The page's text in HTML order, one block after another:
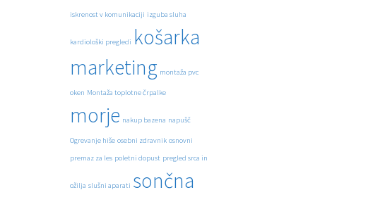
iskrenost v komunikaciji izguba sluha
kardiološki pregledi košarka
marketing montaža pvc
oken Montaža toplotne črpalke
morje nakup bazena napušč
Ogrevanje hiše osebni zdravnik osnovni
premaz za les poletni dopust pregled srca in
ožilja slušni aparati sončna